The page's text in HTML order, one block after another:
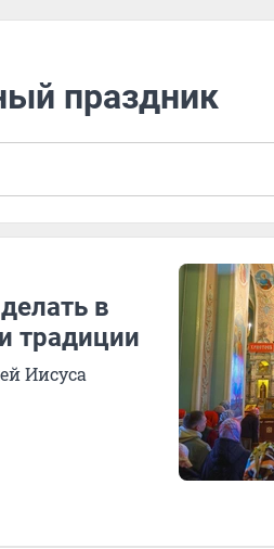
праздник
в
традиции
Иисуса